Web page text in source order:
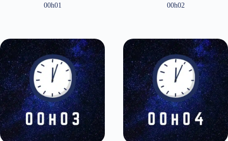
00h01 00h02